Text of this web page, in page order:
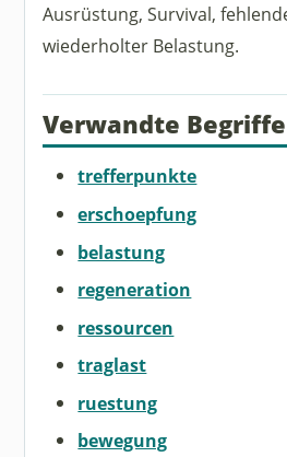
Ausrüstung, Survival,
wiederholter Belastung.
Verwandte Begriffe
trefferpunkte
erschoepfung
belastung
regeneration
ressourcen
traglast
ruestung
bewegung